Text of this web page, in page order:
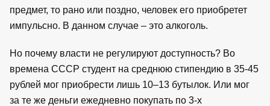
предмет, то рано или поздно, человек его приобретет
импульсно. В данном случае – это алкоголь.
Но почему власти не регулируют доступность? Во
времена СССР студент на среднюю стипендию в 35-45
рублей мог приобрести лишь 10–13 бутылок. Или мог
за те же деньги ежедневно покупать по 3-х